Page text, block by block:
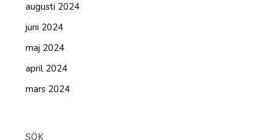
augusti 2024
juni 2024
maj 2024
april 2024
mars 2024
SÖK